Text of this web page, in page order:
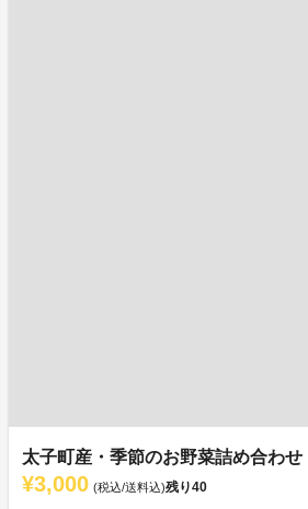
太子町産・季節のお野菜詰め合わせ
¥3,000 (税込/送料込)残り40